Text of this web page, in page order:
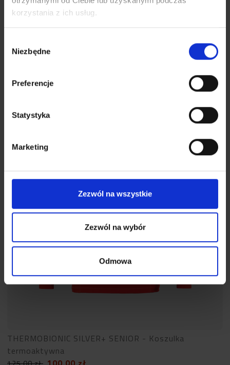
korzystania z ich usług.
zgody
Niezbędne
Preferencje
Statystyka
Marketing
Zezwól na wszystkie
Zezwól na wybór
Odmowa
THERMOBIONIC SILVER+ SENIOR - Koszulka
125,00zł 100,00
THERMOBIONIC SILVER+ SENIOR - Koszulka
termoaktywna